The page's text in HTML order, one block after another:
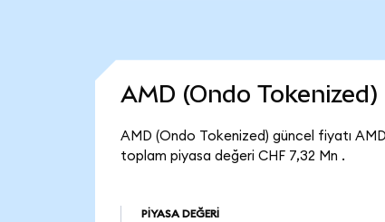
AMD (Ondo
AMD (Ondo Tokenized) güncel fiyatı
toplam piyasa değeri CHF 7,32 Mn .
PIYASA DEĞERI